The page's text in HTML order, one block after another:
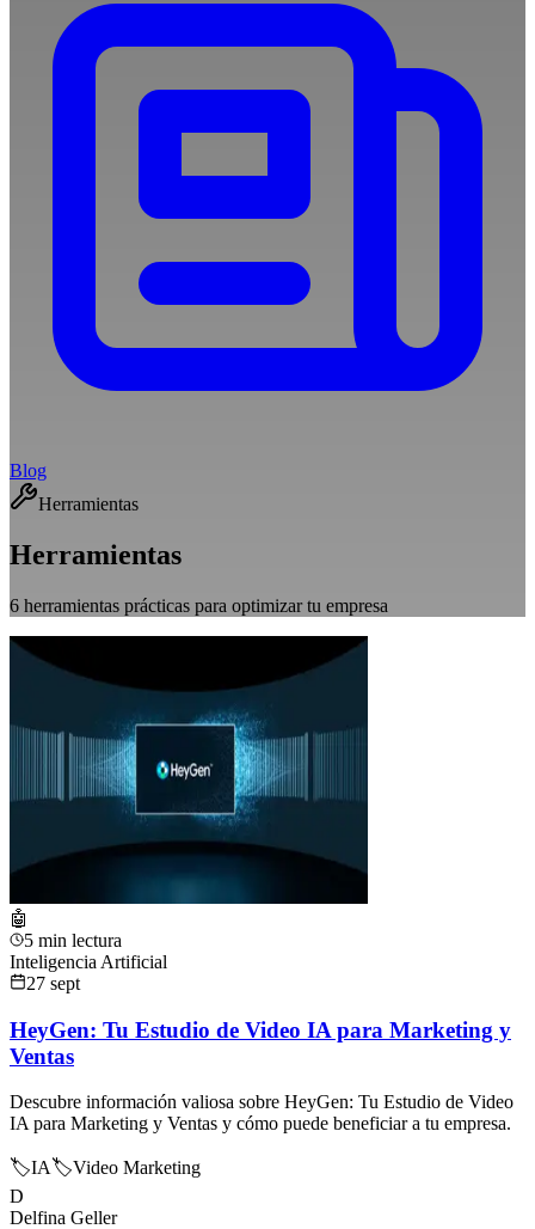
Blog
Herramientas
Herramientas
6 herramientas prácticas para optimizar tu empresa
🤖
5 min lectura
Inteligencia Artificial
27 sept
HeyGen: Tu Estudio de Video IA para Marketing y
Ventas
Descubre información valiosa sobre HeyGen: Tu Estudio de Video
IA para Marketing y Ventas y cómo puede beneficiar a tu empresa.
🏷️IA🏷️Video Marketing
D
Delfina Geller